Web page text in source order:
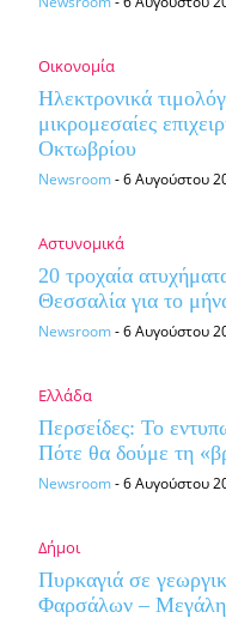
Οικονομία
Ηλεκτρονικά
μικρομεσαίες
Οκτωβρίου
Newsroom-6 Αυγούστου
Αστυνομικά
20 τροχαία
Θεσσαλία για το
Newsroom-6 Αυγούστου
Ελλάδα
Περσείδες: Το
Πότε θα δούμε τη
Newsroom-6 Αυγούστου
Δήμοι
Πυρκαγιά σε
Φαρσάλων – Μεγάλη